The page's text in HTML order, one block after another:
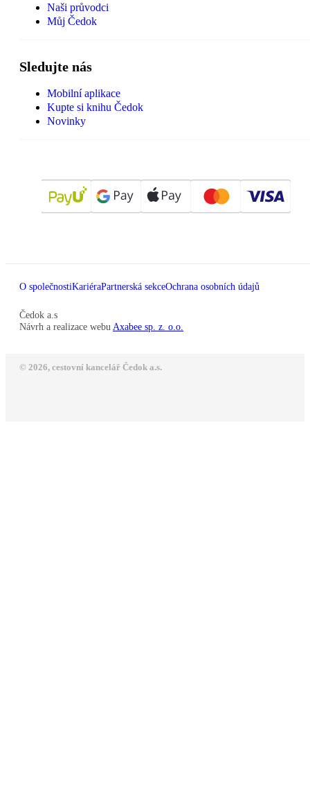
Naši průvodci
Můj Čedok
Sledujte nás
Mobilní aplikace
Kupte si knihu Čedok
Novinky
O společnostiKariéraPartnerská sekceOchrana osobních údajů
Čedok a.s
Návrh a realizace webu Axabee sp. z. o.o.
© 2026, cestovní kancelář Čedok a.s.